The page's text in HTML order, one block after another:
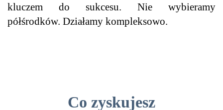
kluczem do sukcesu. Nie wybieramy
półśrodków. Działamy kompleksowo.
Co zyskujesz